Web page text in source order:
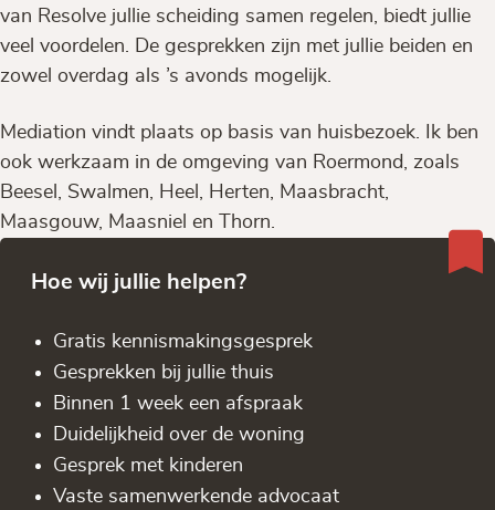
van Resolve jullie scheiding samen regelen, biedt jullie
veel voordelen. De gesprekken zijn met jullie beiden en
zowel overdag als ’s avonds mogelijk.
Mediation vindt plaats op basis van huisbezoek. Ik ben
ook werkzaam in de omgeving van Roermond, zoals
Beesel, Swalmen, Heel, Herten, Maasbracht,
Maasgouw, Maasniel en Thorn.
Hoe wij jullie helpen?
Gratis kennis­makingsgesprek
Gesprekken bij jullie thuis
Binnen 1 week een afspraak
Duidelijkheid over de woning
Gesprek met kinderen
Vaste samenwerkende advocaat